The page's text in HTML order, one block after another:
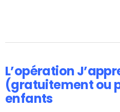
L’opération
(gratuitement ou
enfants